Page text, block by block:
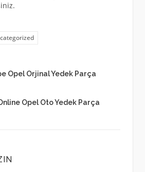
Opel Orjinal Yedek Parça
Opel Oto Yedek Parça